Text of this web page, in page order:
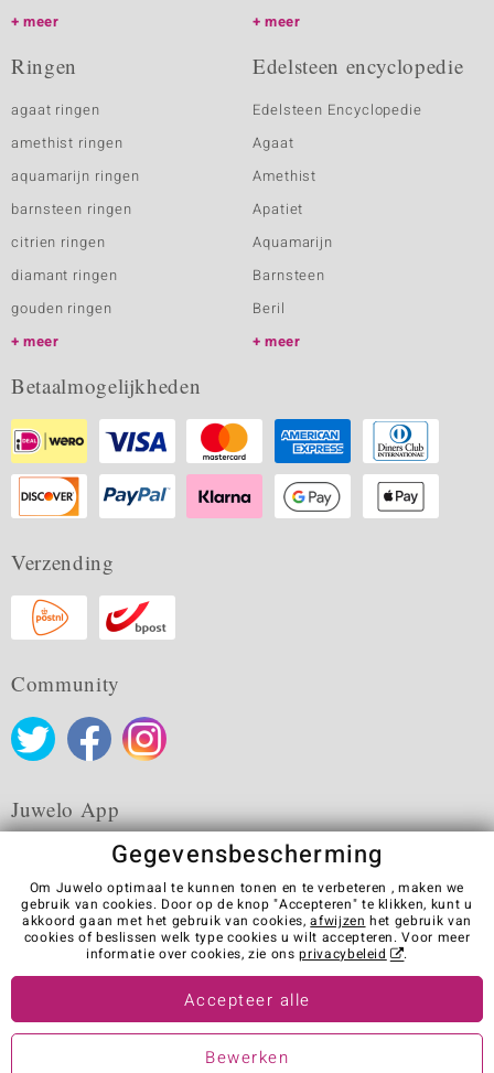
meer
meer
Ringen
agaat ringen
amethist ringen
aquamarijn ringen
barnsteen ringen
citrien ringen
diamant ringen
gouden ringen
meer
Edelsteen encyclopedie
Edelsteen Encyclopedie
Agaat
Amethist
Apatiet
Aquamarijn
Barnsteen
Beril
meer
Betaalmogelijkheden
Verzending
Community
Juwelo App
Algemene verkoopvoorwaarden Privacybeleid
Cookies
Colofon
Contact
Contract herroepen
Visit our stores in other countries:
Gegevensbescherming
Om Juwelo optimaal te kunnen tonen en te verbeteren , maken we
gebruik van cookies. Door op de knop "Accepteren" te klikken, kunt u
akkoord gaan met het gebruik van cookies,afwijzen het gebruik van
cookies of beslissen welk type cookies u wilt accepteren. Voor meer
informatie over cookies, zie onsprivacybeleid .
Accepteer alle
Bewerken